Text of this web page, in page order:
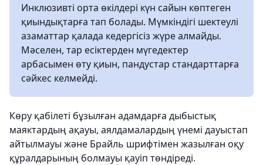
Инклюзивті орта өкілдері күн сайын көптеген
қиындықтарға тап болады. Мүмкіндігі шектеулі
азаматтар қалада кедергісіз жүре алмайды.
Мәселен, тар есіктерден мүгедектер
арбасымен өту қиын, пандустар стандарттарға
сәйкес келмейді.
Көру қабілеті бұзылған адамдарға дыбыстық
маяктардың ақауы, аялдамалардың үнемі дауыстап
айтылмауы және Брайль шрифтімен жазылған оқу
құралдарының болмауы қауіп төндіреді.